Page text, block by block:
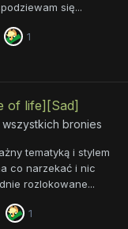
się...
1
of life][Sad]
bronies
tematyką i stylem
co narzekać i nic
rozlokowane...
1